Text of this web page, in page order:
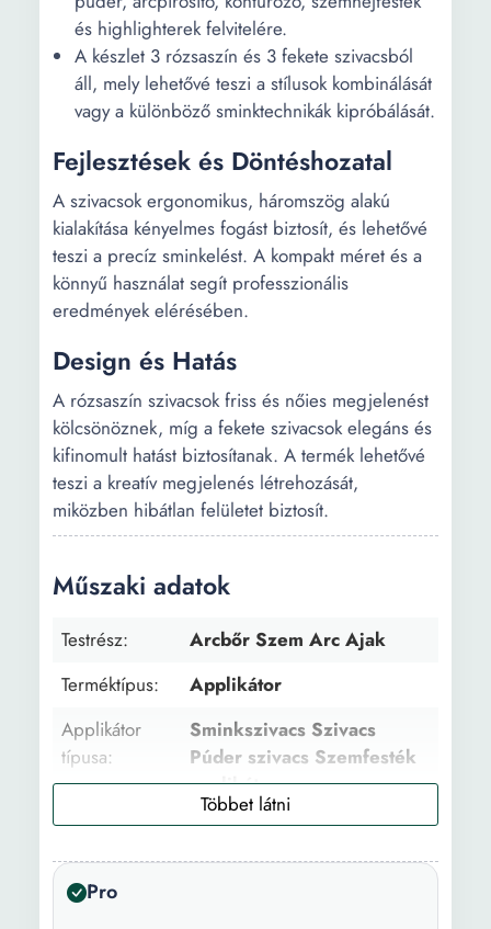
és highlighterek felvitelére.
A készlet 3 rózsaszín és 3 fekete szivacsból
áll, mely lehetővé teszi a stílusok kombinálását
vagy a különböző sminktechnikák kipróbálását.
Fejlesztések és Döntéshozatal
A szivacsok ergonomikus, háromszög alakú
kialakítása kényelmes fogást biztosít, és lehetővé
teszi a precíz sminkelést. A kompakt méret és a
könnyű használat segít professzionális
eredmények elérésében.
Design és Hatás
A rózsaszín szivacsok friss és nőies megjelenést
kölcsönöznek, míg a fekete szivacsok elegáns és
kifinomult hatást biztosítanak. A termék lehetővé
teszi a kreatív megjelenés létrehozását,
miközben hibátlan felületet biztosít.
Műszaki adatok
Testrész:
Arcbőr Szem Arc Ajak
Terméktípus:
Applikátor
Applikátor
típusa:
Sminkszivacs Szivacs
Púder szivacs Szemfesték
applikátor
Szett:
Igen
Pro